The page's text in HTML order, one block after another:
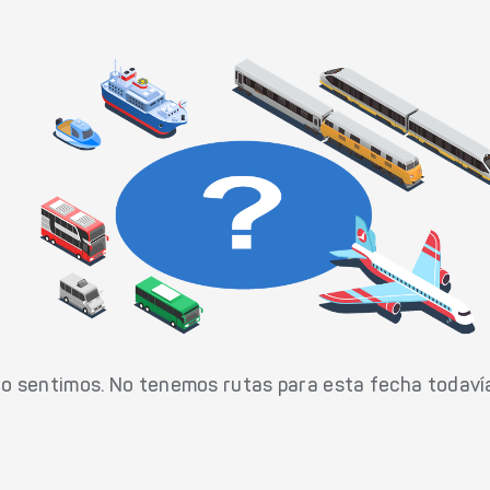
sentimos. No tenemos rutas para esta fecha